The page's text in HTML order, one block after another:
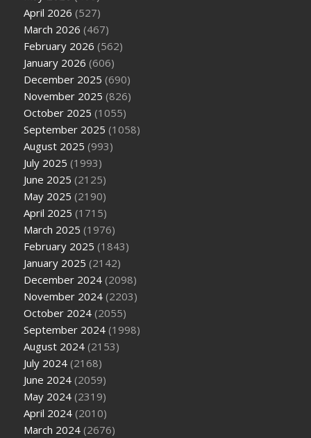
April 2026 (527)
March 2026 (467)
February 2026 (562)
January 2026 (606)
December 2025 (690)
November 2025 (826)
October 2025 (1055)
September 2025 (1058)
August 2025 (993)
July 2025 (1993)
June 2025 (2125)
May 2025 (2190)
April 2025 (1715)
March 2025 (1976)
February 2025 (1843)
January 2025 (2142)
December 2024 (2098)
November 2024 (2203)
October 2024 (2055)
September 2024 (1998)
August 2024 (2153)
July 2024 (2168)
June 2024 (2059)
May 2024 (2319)
April 2024 (2010)
March 2024 (2676)